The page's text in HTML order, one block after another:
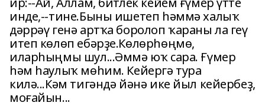
инде,--тине.Быны ишетеп һәммә халыҡ
дәррәү генә артҡа боролоп ҡараны ла геү
итеп көлөп ебәрҙе.Көлөрһөңмө,
иларһыңмы шул...Әммә юҡ сара. Ғүмер
һәм һаулыҡ мөһим. Кейергә тура
килә...Кәм тигәндә йәнә ике йыл кейербеҙ,
моғайын...